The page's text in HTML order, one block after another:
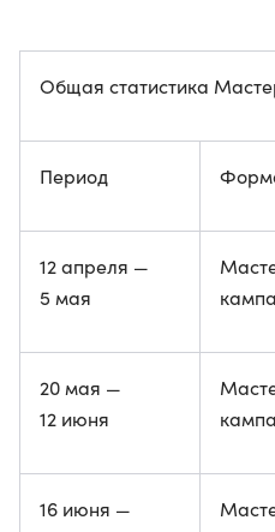
Общая статистика
Период
12 апреля —
5 мая
20 мая —
12 июня
16 июня —